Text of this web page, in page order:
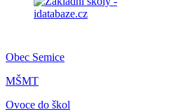
Obec Semice
MŠMT
Ovoce do škol